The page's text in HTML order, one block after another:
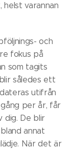
helst varannan
och
fokus på
som tagits
således ett
utifrån
per år, får
dig. De blir
annat
När det är